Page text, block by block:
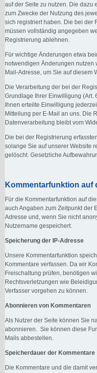
auf der Seite zu nutzen. Die
zum Zwecke der Nutzung des
sich registriert haben. Die bei der
müssen vollständig angegeben
Registrierung ablehnen.
Für wichtige Änderungen etwa
notwendigen Änderungen nutzen
Mail-Adresse, um Sie auf diesem
Die Verarbeitung der bei der
Grundlage Ihrer Einwilligung (Art.
Ihnen erteilte Einwilligung
Mitteilung per E-Mail an uns. Die
Datenverarbeitung bleibt vom
Die bei der Registrierung
solange Sie auf unserer Website
gelöscht. Gesetzliche
Kommentarfunktion auf
Für die Kommentarfunktion auf
auch Angaben zum Zeitpunkt der
Adresse und, wenn Sie nicht
Nutzername gespeichert.
Speicherung der IP-Adresse
Unsere Kommentarfunktion
Kommentare verfassen. Da wir
Freischaltung prüfen, benötigen
Rechtsverletzungen wie
Verfasser vorgehen zu können.
Abonnieren von Kommentaren
Als Nutzer der Seite können Sie
abonnieren. Sie können diese
Mails abbestellen.
Speicherdauer der Kommentare
Die Kommentare und die damit